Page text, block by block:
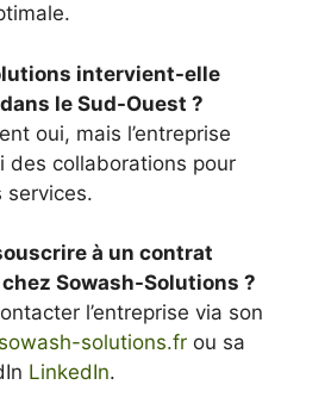
intervient-elle
le Sud-Ouest ?
oui, mais l’entreprise
des collaborations pour
services.
à un contrat
Sowash-Solutions ?
l’entreprise via son
sowash-solutions.fr ou sa
LinkedIn.